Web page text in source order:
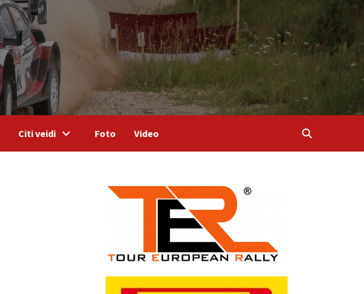
Citi veidi Foto Video